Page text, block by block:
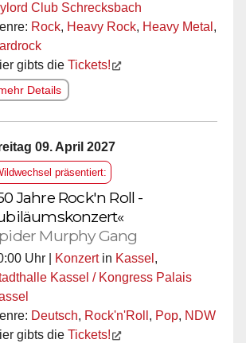
Club Schrecksbach
Rock, Heavy Rock, Heavy Metal ,
gibts die Tickets!
Details
09. April 2027
präsentiert:
Jahre Rock'n Roll -
Murphy Gang
Uhr | Konzertin Kassel ,
Kassel / Kongress Palais
Deutsch, Rock'n'Roll , Pop, NDW
gibts die Tickets!